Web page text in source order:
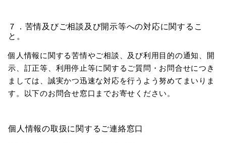
７．苦情及びご相談及び開示等への対応に関するこ
と。
個人情報に関する苦情やご相談、及び利用目的の通知、開
示、訂正等、利用停止等に関するご質問・お問合せにつき
ましては、誠実かつ迅速な対応を行うよう努めてまいりま
す。以下のお問合せ窓口までお寄せください。
個人情報の取扱に関するご連絡窓口